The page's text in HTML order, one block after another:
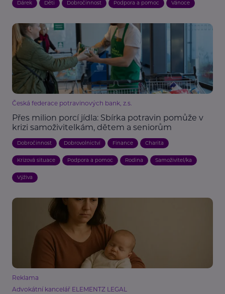
Dárek Děti Dobročinnost Podpora a pomoc Vánoce
Česká federace potravinových bank, z.s.
Přes milion porcí jídla: Sbírka potravin pomůže v
krizi samoživitelkám, dětem a seniorům
Dobročinnost Dobrovolnictví Finance Charita
Krizová situace Podpora a pomoc Rodina Samoživitel/ka
Výživa
Reklama
Advokátní kancelář ELEMENTZ LEGAL